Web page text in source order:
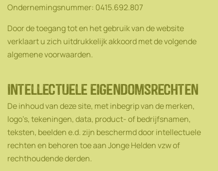
Ondernemingsnummer: 0415.692.807
Door de toegang tot en het gebruik van de website
verklaart u zich uitdrukkelijk akkoord met de volgende
algemene voorwaarden.
Intellectuele eigendomsrechten
De inhoud van deze site, met inbegrip van de merken,
logo’s, tekeningen, data, product- of bedrijfsnamen,
teksten, beelden e.d. zijn beschermd door intellectuele
rechten en behoren toe aan Jonge Helden vzw of
rechthoudende derden.